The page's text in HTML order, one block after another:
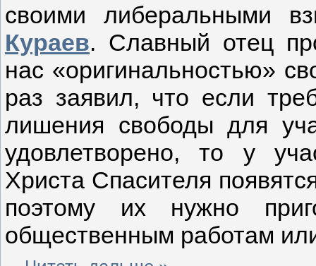
своими либеральными
Кураев. Славный отец
нас «оригинальностью»
раз заявил, что если
лишения свободы для
удовлетворено, то у
Христа Спасителя
поэтому их нужно
общественным работам